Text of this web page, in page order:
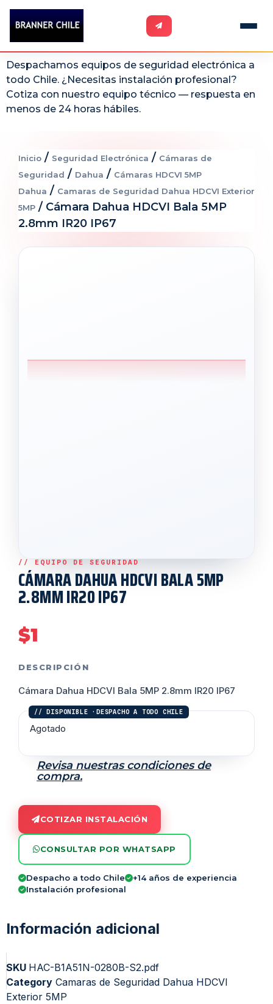
Despachamos equipos de seguridad electrónica a
todo Chile. ¿Necesitas instalación profesional?
Cotiza con nuestro equipo técnico — respuesta en
menos de 24 horas hábiles.
Inicio / Seguridad Electrónica / Cámaras de
Seguridad / Dahua / Cámaras HDCVI 5MP
Dahua / Camaras de Seguridad Dahua HDCVI Exterior
5MP / Cámara Dahua HDCVI Bala 5MP
2.8mm IR20 IP67
CÁMARA DAHUA HDCVI BALA 5MP
2.8MM IR20 IP67
$1
DESCRIPCIÓN
Cámara Dahua HDCVI Bala 5MP 2.8mm IR20 IP67
Agotado
Revisa nuestras condiciones de
compra.
COTIZAR INSTALACIÓN
CONSULTAR POR WHATSAPP
Despacho a todo Chile
+14 años de experiencia
Instalación profesional
Información adicional
SKU HAC-B1A51N-0280B-S2.pdf
Category Camaras de Seguridad Dahua HDCVI
Exterior 5MP